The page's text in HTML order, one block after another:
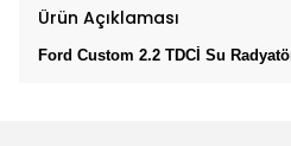
Ürün Açıklaması
Ford Custom 2.2 TDCİ Su